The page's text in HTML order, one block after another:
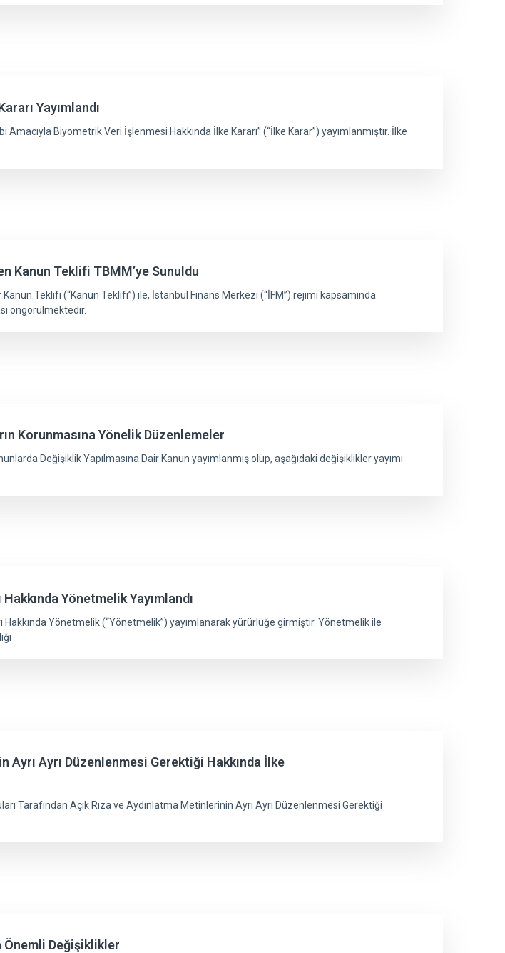
Yayımlandı
Biyometrik Veri İşlenmesi Hakkında İlke Kararı” (“İlke Karar”) yayımlanmıştır. İlke
Kanun Teklifi TBMM’ye Sunuldu
Teklifi (“Kanun Teklifi”) ile, İstanbul Finans Merkezi (“İFM”) rejimi kapsamında
öngörülmektedir.
Korunmasına Yönelik Düzenlemeler
Değişiklik Yapılmasına Dair Kanun yayımlanmış olup, aşağıdaki değişiklikler yayımı
Yönetmelik Yayımlandı
Hakkında Yönetmelik (“Yönetmelik”) yayımlanarak yürürlüğe girmiştir. Yönetmelik ile
Ayrı Ayrı Düzenlenmesi Gerektiği Hakkında İlke
Tarafından Açık Rıza ve Aydınlatma Metinlerinin Ayrı Ayrı Düzenlenmesi Gerektiği
Önemli Değişiklikler